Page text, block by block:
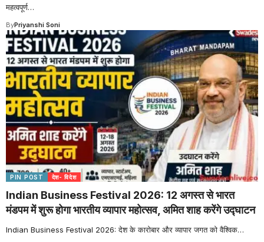
महत्वपूर्ण…
ByPriyanshi Soni
PIN POST देश- विदेश
Indian Business Festival 2026: 12 अगस्त से भारत
मंडपम में शुरू होगा भारतीय व्यापार महोत्सव, अमित शाह करेंगे उद्घाटन
Indian Business Festival 2026: देश के कारोबार और व्यापार जगत को वैश्विक…